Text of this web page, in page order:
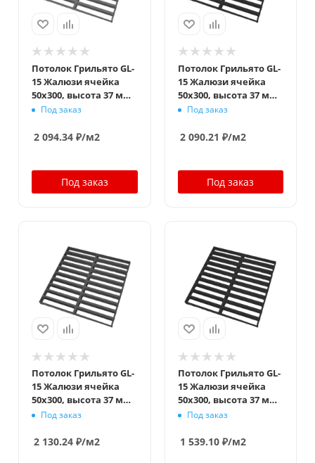
Потолок Грильято GL-
15 Жалюзи ячейка
50x300, высота 37 мм,
ширина 15 мм,
Под заказ
2 094.34 ₽/м2
Под заказ
Потолок Грильято GL-
15 Жалюзи ячейка
50x300, высота 37 мм,
ширина 15 мм,
Под заказ
2 090.21 ₽/м2
Под заказ
Потолок Грильято GL-
15 Жалюзи ячейка
50x300, высота 37 мм,
ширина 15 мм,
Под заказ
2 130.24 ₽/м2
Потолок Грильято GL-
15 Жалюзи ячейка
50x300, высота 37 мм,
ширина 15 мм,
Под заказ
1 539.10₽/м2